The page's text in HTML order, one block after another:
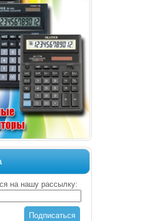
на нашу рассылку:
Подписаться